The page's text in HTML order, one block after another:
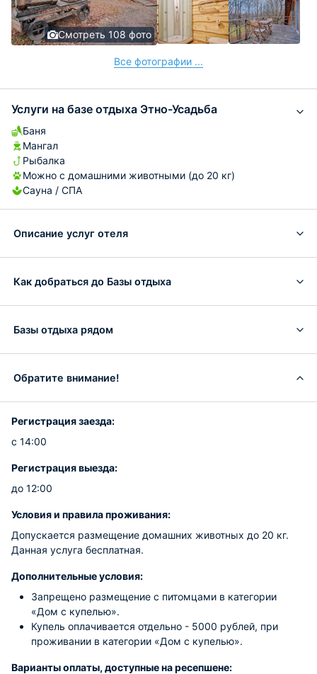
Смотреть 108 фото
Все фотографии ...
Услуги на базе отдыха Этно-Усадьба
Баня
Мангал
Рыбалка
Можно с домашними животными (до 20 кг)
Сауна / СПА
Описание услуг отеля
Как добраться до Базы отдыха
Базы отдыха рядом
Обратите внимание!
Регистрация заезда:
с 14:00
Регистрация выезда:
до 12:00
Условия и правила проживания:
Допускается размещение домашних животных до 20 кг.
Данная услуга бесплатная.
Дополнительные условия:
Запрещено размещение с питомцами в категории
«Дом с купелью».
Купель оплачивается отдельно - 5000 рублей, при
проживании в категории «Дом с купелью».
Варианты оплаты, доступные на ресепшене: